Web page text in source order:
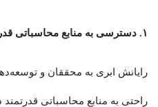
۱. دسترسی به منابع محاسباتی قدرتمند
رایانش ابری به محققان و
راحتی به منابع محاسباتی قدرتمند